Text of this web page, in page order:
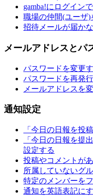
gamba!にログイン
職場の仲間(ユーザ)
招待メールが届か
メールアドレスとパ
パスワードを変更
パスワードを再発
メールアドレスを
通知設定
「今日の日報を投
「今日の日報を提
設定する
投稿やコメントが
所属していないグ
特定のメンバーを
通知を英語表記に